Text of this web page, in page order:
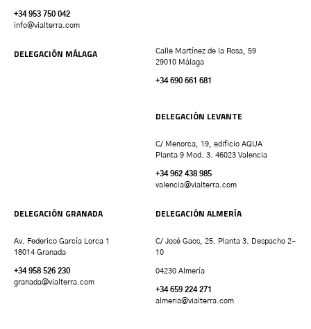
+34 953 750 042
info@vialterra.com
DELEGACIÓN MÁLAGA
Calle Martínez de la Rosa, 59
29010 Málaga
+34 690 661 681
DELEGACIÓN LEVANTE
C/ Menorca, 19, edificio AQUA
Planta 9 Mod. 3. 46023 Valencia
+34 962 438 985
valencia@vialterra.com
DELEGACIÓN GRANADA
Av. Federico García Lorca 1
18014 Granada
+34 958 526 230
granada@vialterra.com
DELEGACIÓN ALMERÍA
C/ José Gaos, 25. Planta 3. Despacho 2-
10
04230 Almería
+34 659 224 271
almeria@vialterra.com